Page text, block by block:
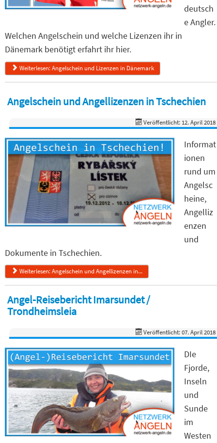
deutsch
e Angler.
Welchen Angelschein und welche Lizenzen ihr in
Dänemark benötigt erfahrt ihr hier.
Weiterlesen: Angelschein und Lizenzen in Dänemark
Angelschein und Angellizenzen in Tschechien
Veröffentlicht: 12. April 2018
Informat
ionen
rund um
Angelsc
heine,
Angelliz
enzen
und
Dokumente in Tschechien.
Weiterlesen: Angelschein und Angellizenzen in...
Angel-Reisebericht Imarsundet /
Trondheimsleia
Veröffentlicht: 07. April 2018
DIe
Fjorde,
Inseln
und
Sunde
im
Westen